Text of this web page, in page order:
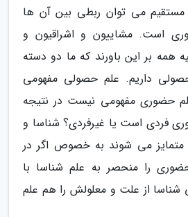
می توان ربطی بین آن ها
است. مشاییون و اشراقیون و
همه بر این باورند که ما دو دسته
داریم. علم حصولی مفهومی
حضوری مفهومی نیست در نتیجه
فردی است یا غیرفردی؟ شناسا و
متمایز می شوند به خصوص اگر در
را منحصر به علم شناسا با
از علت و معلولش را هم علم